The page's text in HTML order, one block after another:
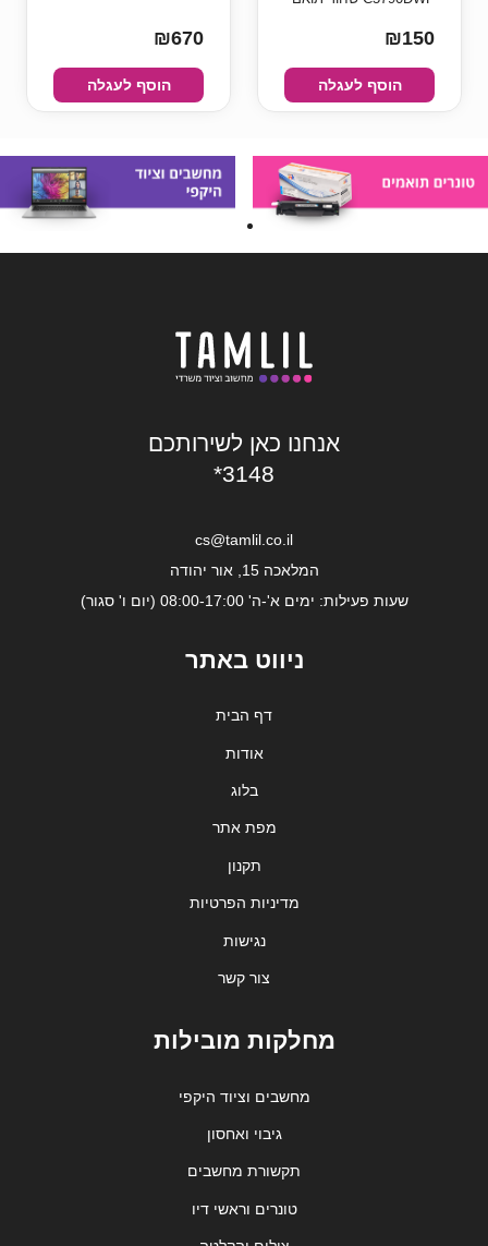
₪150
הוסף לעגלה
₪670
הוסף לעגלה
אנחנו כאן לשירותכם
*3148
cs@tamlil.co.il
המלאכה 15, אור יהודה
שעות פעילות: ימים א'-ה' 08:00-17:00 (יום ו' סגור)
ניווט באתר
דף הבית
אודות
בלוג
מפת אתר
תקנון
מדיניות הפרטיות
נגישות
צור קשר
מחלקות מובילות
מחשבים וציוד היקפי
גיבוי ואחסון
תקשורת מחשבים
טונרים וראשי דיו